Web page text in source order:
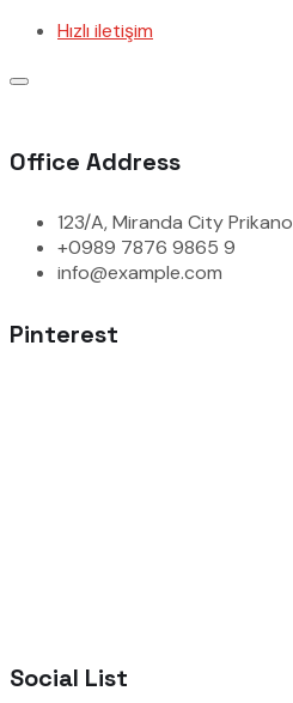
Hızlı iletişim
Office Address
123/A, Miranda City Prikano
+0989 7876 9865 9
info@example.com
Pinterest
Social List